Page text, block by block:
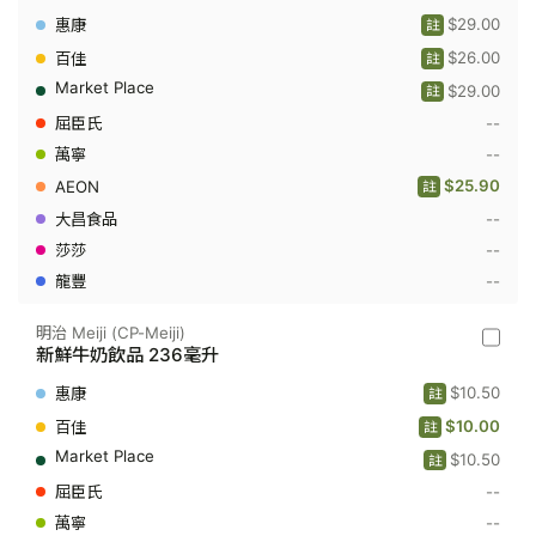
Meiji
(CP-
Meiji)
100%
牛
毫
$29.00
註
$26.00
註
$29.00
註
--
--
$25.90
註
--
--
--
明
Meiji
(CP-
Meiji)
新
牛
明治 Meiji (CP-Meiji)
新鮮牛奶飲品 236毫升
$10.50
註
$10.00
註
$10.50
註
--
--